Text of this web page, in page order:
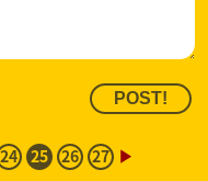
24 25 26 27 ▶